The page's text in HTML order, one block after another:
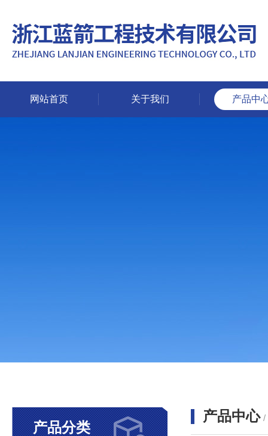
网站首页 关于我们 产品中
产品分类
产品中心 /